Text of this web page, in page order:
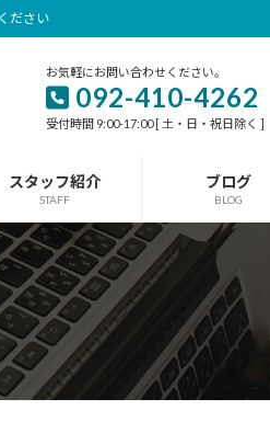
ださい
お気軽にお問い合わせください。
092-410-4262
受付時間 9:00-17:00 [ 土・日・祝日除く ]
スタッフ紹介
STAFF
ブログ
BLOG